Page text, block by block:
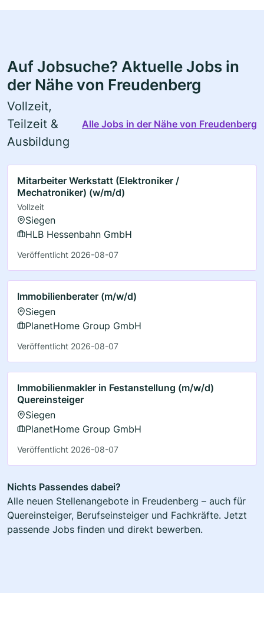
Auf Jobsuche? Aktuelle Jobs in
der Nähe von Freudenberg
Vollzeit,
Teilzeit &
Ausbildung
Alle Jobs in der Nähe von Freudenberg
Mitarbeiter Werkstatt (Elektroniker /
Mechatroniker) (w/m/d)
Vollzeit
Siegen
HLB Hessenbahn GmbH
Veröffentlicht 2026-08-07
Immobilienberater (m/w/d)
Siegen
PlanetHome Group GmbH
Veröffentlicht 2026-08-07
Immobilienmakler in Festanstellung (m/w/d)
Quereinsteiger
Siegen
PlanetHome Group GmbH
Veröffentlicht 2026-08-07
Nichts Passendes dabei?
Alle neuen Stellenangebote in Freudenberg – auch für
Quereinsteiger, Berufseinsteiger und Fachkräfte. Jetzt
passende Jobs finden und direkt bewerben.